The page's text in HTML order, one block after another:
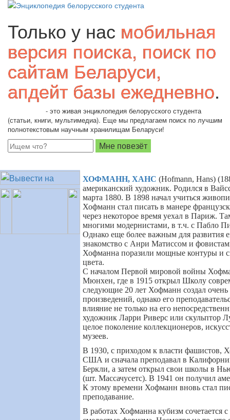
Только у нас мобильная
версия поиска, поиск по
сайтам Беларуси,
апдейт базы ежедневно.
- это живая энциклопедия белорусского студента
(статьи, книги, мультимедиа). Еще мы предлагаем поиск по лучшим
полнотекстовым научным хранилищам Беларуси!
ХОФМАНН, ХАНС (Hofmann, Hans)
американский художник. Родился в
марта 1880. В 1898 начал учиться
Хофманн стал писать в манере
через некоторое время уехал в Париж.
многими модернистами, в т.ч. с Пабло
Однако еще более важным для развития
знакомство с Анри Матиссом и
Хофманна поразили мощные контуры и
цвета.
С началом Первой мировой войны
Мюнхен, где в 1915 открыл Школу
следующие 20 лет Хофманн создал очень
произведений, однако его
влияние не только на его
художник Ларри Риверс или скульптор
целое поколение коллекционеров,
музеев.
В 1930, с приходом к власти фашистов,
США и сначала преподавал в
Беркли, а затем открыл свои школы в
(шт. Массачусетс). В 1941 он получил
К этому времени Хофманн вновь стал
преподавание.
В работах Хофманна кубизм сочетается